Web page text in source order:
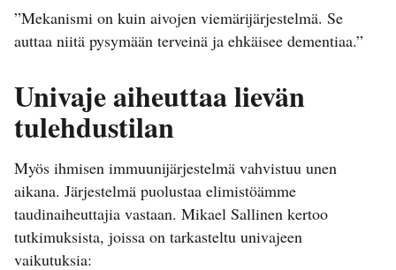
”Mekanismi on kuin aivojen viemärijärjestelmä. Se
auttaa niitä pysymään terveinä ja ehkäisee dementiaa.”
Univaje aiheuttaa lievän
tulehdustilan
Myös ihmisen immuunijärjestelmä vahvistuu unen
aikana. Järjestelmä puolustaa elimistöämme
taudinaiheuttajia vastaan. Mikael Sallinen kertoo
tutkimuksista, joissa on tarkasteltu univajeen
vaikutuksia: